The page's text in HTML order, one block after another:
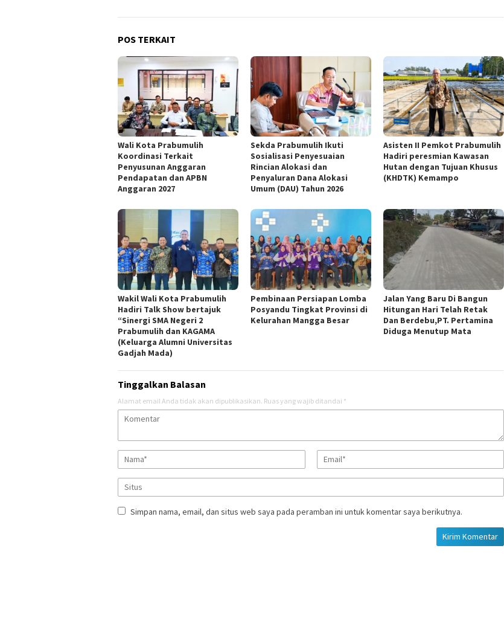
POS TERKAIT
Wali Kota Prabumulih
Koordinasi Terkait
Penyusunan Anggaran
Pendapatan dan APBN
Anggaran 2027
Sekda Prabumulih Ikuti
Sosialisasi Penyesuaian
Rincian Alokasi dan
Penyaluran Dana Alokasi
Umum (DAU) Tahun 2026
Asisten II Pemkot Prabumulih
Hadiri peresmian Kawasan
Hutan dengan Tujuan Khusus
(KHDTK) Kemampo
Wakil Wali Kota Prabumulih
Hadiri Talk Show bertajuk
“Sinergi SMA Negeri 2
Prabumulih dan KAGAMA
(Keluarga Alumni Universitas
Gadjah Mada)
Pembinaan Persiapan Lomba
Posyandu Tingkat Provinsi di
Kelurahan Mangga Besar
Jalan Yang Baru Di Bangun
Hitungan Hari Telah Retak
Dan Berdebu,PT. Pertamina
Diduga Menutup Mata
Tinggalkan Balasan
Alamat email Anda tidak akan dipublikasikan. Ruas yang wajib ditandai *
Simpan nama, email, dan situs web saya pada peramban ini untuk komentar saya berikutnya.